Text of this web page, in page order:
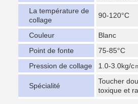
La température de
collage
90-120°C
Couleur
Blanc
Point de fonte
75-85°C
Pression de collage
1.0-3.0kg/c
Spécialité
Toucher
toxique et